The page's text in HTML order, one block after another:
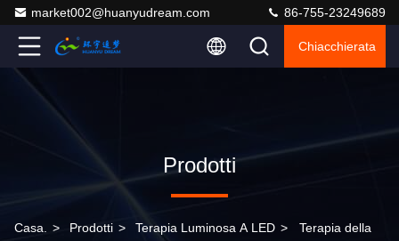
market002@huanyudream.com 86-755-23249689
Chiacchierata
Prodotti
Casa. > Prodotti > Terapia Luminosa A LED > Terapia della